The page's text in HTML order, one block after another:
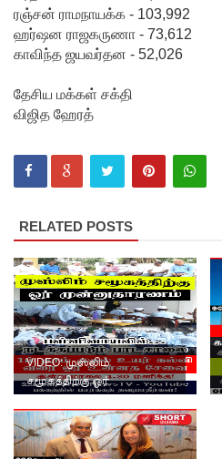
ரஞ்சன் ராமநாயக்க - 103,992
ஹர்ஷன ராஜகருணா - 73,612
காவிந்த ஜயவர்தன - 52,026
தேசிய மக்கள் சக்தி
விஜித ஹேரத்
RELATED POSTS
VIDEO: முஸ்லிம்
சமூகத்திற்கு ஓர்
முன்னுதாரணம் -
பள்ளிவாயலில் நடத்தப்படும்
பாடசால...